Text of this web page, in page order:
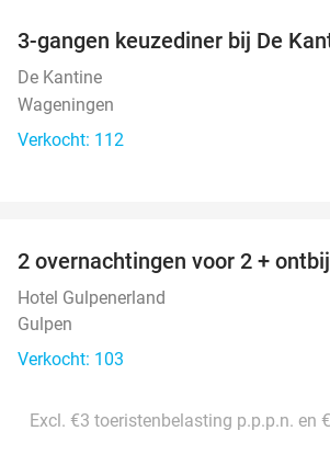
3-gangen keuzediner bij De
De Kantine
Wageningen
Verkocht: 112
2 overnachtingen voor 2 +
Hotel Gulpenerland
Gulpen
Verkocht: 103
Excl. €3 toeristenbelasting p.p.p.n. en